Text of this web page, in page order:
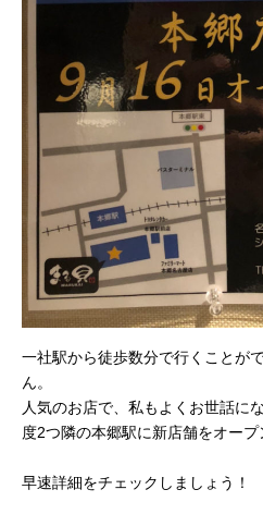
一社駅から徒歩数分で行くことが
ん。
人気のお店で、私もよくお世話に
度2つ隣の本郷駅に新店舗をオープ
早速詳細をチェックしましょう！